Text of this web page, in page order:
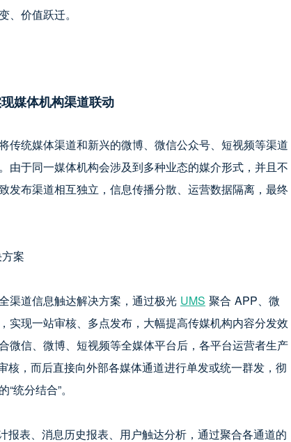
、价值跃迁。
媒体机构渠道联动
传统媒体渠道和新兴的微博、微信公众号、短视频等渠道
由于同一媒体机构会涉及到多种业态的媒介形式，并且不
发布渠道相互独立，信息传播分散、运营数据隔离，最终
渠道信息触达解决方案，通过极光 UMS 聚合 APP、微
实现一站审核、多点发布，大幅提高传媒机构内容分发效
微信、微博、短视频等全媒体平台后，各平台运营者生产
，而后直接向外部各媒体通道进行单发或统一群发，彻
统分结合”。
表、消息历史报表、用户触达分析，通过聚合各通道的